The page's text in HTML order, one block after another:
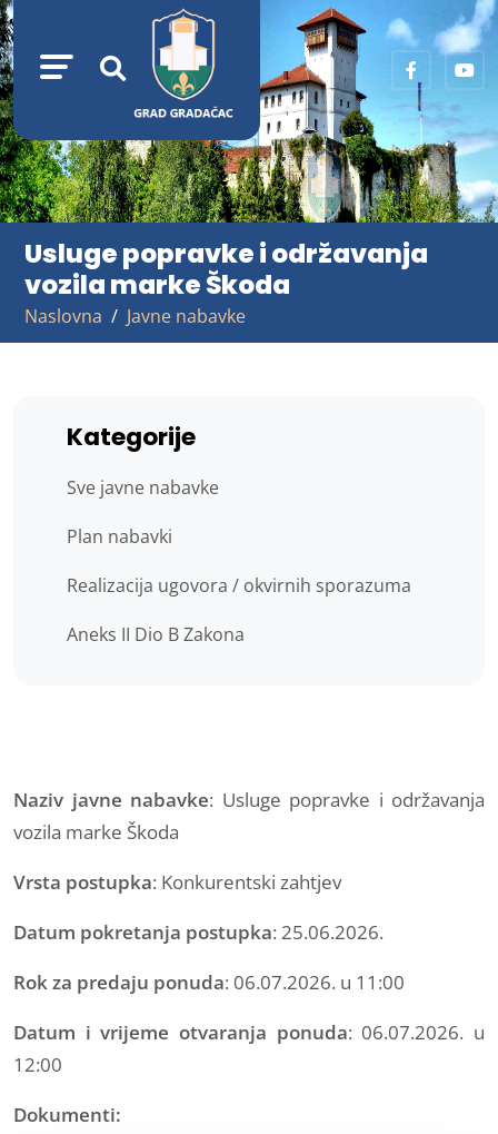
Usluge popravke i održavanja
vozila marke Škoda
Naslovna Javne nabavke
Kategorije
Sve javne nabavke
Plan nabavki
Realizacija ugovora / okvirnih sporazuma
Aneks II Dio B Zakona
Naziv javne nabavke: Usluge popravke i održavanja
vozila marke Škoda
Vrsta postupka: Konkurentski zahtjev
Datum pokretanja postupka: 25.06.2026.
Rok za predaju ponuda: 06.07.2026. u 11:00
Datum i vrijeme otvaranja ponuda: 06.07.2026. u
12:00
Dokumenti: